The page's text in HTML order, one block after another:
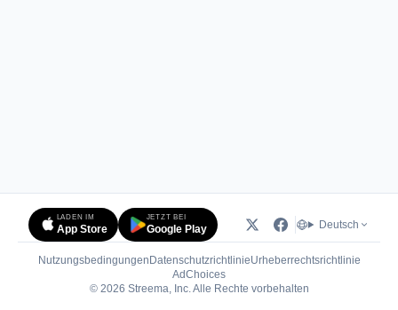
LADEN IM
App Store
JETZT BEI
Google Play Deutsch
Nutzungsbedingungen DatenschutzrichtlinieUrheberrechtsrichtlinie
AdChoices(öffnet in neuem Tab)
© 2026 Streema, Inc. Alle Rechte vorbehalten